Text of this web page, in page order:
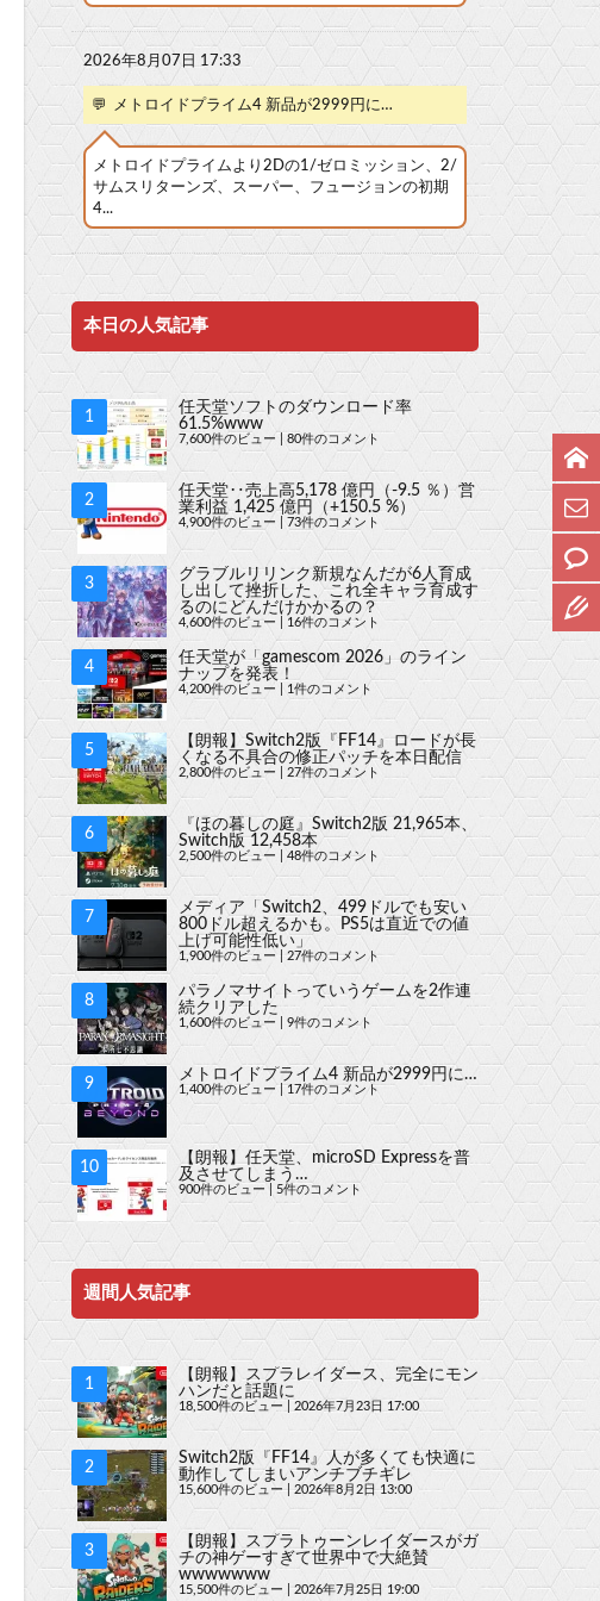
2026年8月07日 17:33
💬 メトロイドプライム4 新品が2999円に…
メトロイドプライムより2Dの1/ゼロミッション、2/
サムスリターンズ、スーパー、フュージョンの初期
4...
本日の人気記事
任天堂ソフトのダウンロード率
61.5%www
7,600件のビュー 80件のコメント
任天堂‥売上高5,178 億円（-9.5 ％）営
業利益 1,425 億円（+150.5 %）
4,900件のビュー 73件のコメント
グラブルリリンク新規なんだが6人育成
し出して挫折した、これ全キャラ育成す
るのにどんだけかかるの？
4,600件のビュー 16件のコメント
任天堂が「gamescom 2026」のライン
ナップを発表！
4,200件のビュー 1件のコメント
【朗報】Switch2版『FF14』ロードが長
くなる不具合の修正パッチを本日配信
2,800件のビュー 27件のコメント
『ほの暮しの庭』Switch2版 21,965本、
Switch版 12,458本
2,500件のビュー 48件のコメント
メディア「Switch2、499ドルでも安い
800ドル超えるかも。PS5は直近での値
上げ可能性低い」
1,900件のビュー 27件のコメント
パラノマサイトっていうゲームを2作連
続クリアした
1,600件のビュー 9件のコメント
メトロイドプライム4 新品が2999円に…
1,400件のビュー|17件のコメント
【朗報】任天堂、microSD Expressを普
及させてしまう…
900件のビュー 5件のコメント
週間人気記事
【朗報】スプラレイダース、完全にモン
ハンだと話題に
18,500件のビュー 2026年7月23日 17:00
Switch2版『FF14』人が多くても快適に
動作してしまいアンチブチギレ
15,600件のビュー| 2026年8月2日 13:00
【朗報】スプラトゥーンレイダースがガ
チの神ゲーすぎて世界中で大絶賛
wwwwwww
15,500件のビュー 2026年7月25日 19:00